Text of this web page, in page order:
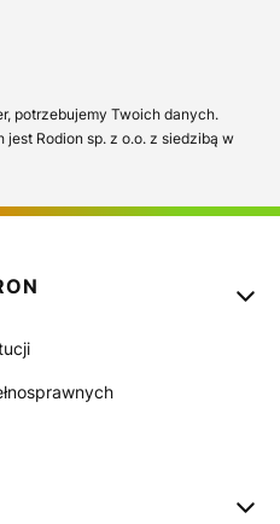
potrzebujemy Twoich danych.
Rodion sp. z o.o. z siedzibą w